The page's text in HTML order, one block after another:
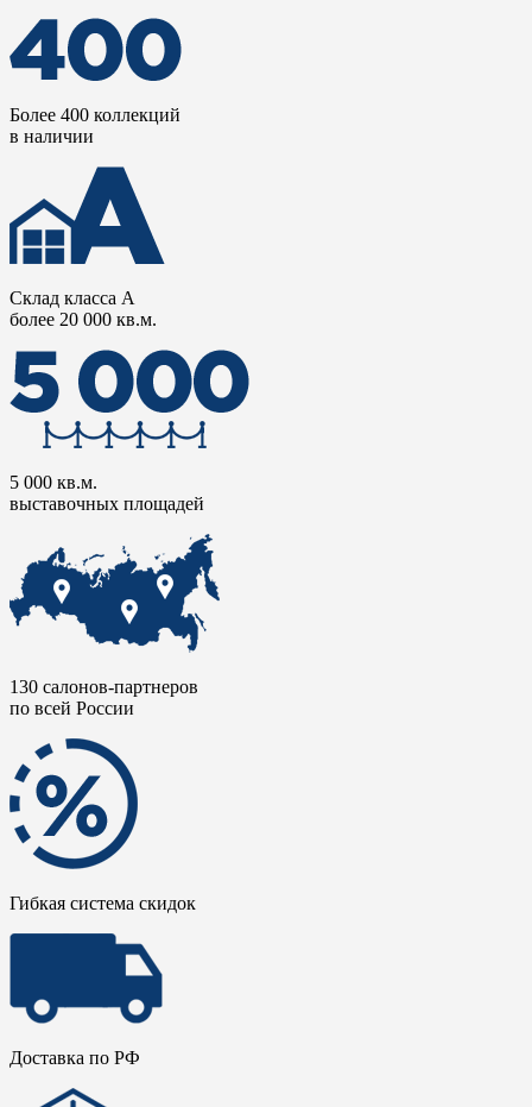
Более 400 коллекций
в наличии
Склад класса А
более 20 000 кв.м.
5 000 кв.м.
выставочных площадей
130 салонов-партнеров
по всей России
Гибкая система скидок
Доставка по РФ